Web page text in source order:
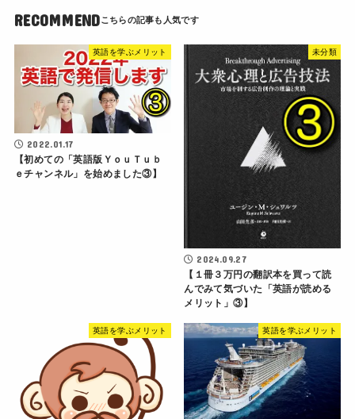
RECOMMEND
英語を学ぶメリット
2022.01.17
【初めての「英語版ＹｏｕＴｕｂ
ｅチャンネル」を始めました③】
未分類
2024.09.27
【１冊３万円の翻訳本を買って読
んでみて気づいた「英語が読める
メリット」③】
英語を学ぶメリット 英語を学ぶメリット